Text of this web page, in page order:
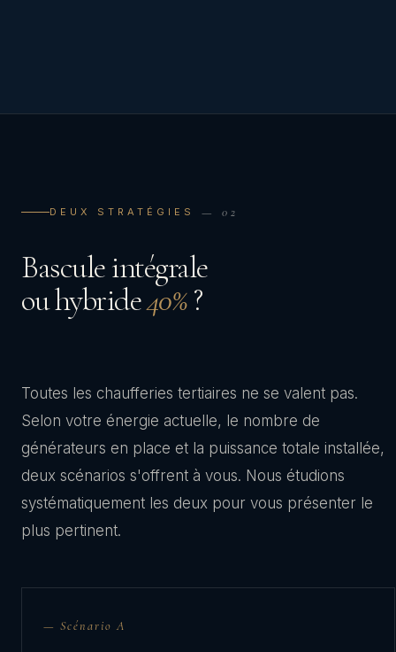
DEUX STRATÉGIES — 02
Bascule intégrale
ou hybride40%?
Toutes les chaufferies tertiaires ne se valent pas.
Selon votre énergie actuelle, le nombre de
générateurs en place et la puissance totale installée,
deux scénarios s'offrent à vous. Nous étudions
systématiquement les deux pour vous présenter le
plus pertinent.
— Scénario A